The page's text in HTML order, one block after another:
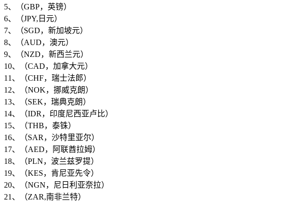
5、（GBP，英镑）
6、（JPY,日元）
7、（SGD，新加坡元）
8、（AUD，澳元）
9、（NZD，新西兰元）
10、（CAD，加拿大元）
11、（CHF，瑞士法郎）
12、（NOK，挪威克朗）
13、（SEK，瑞典克朗）
14、（IDR，印度尼西亚卢比）
15、（THB，泰铢）
16、（SAR，沙特里亚尔）
17、（AED，阿联酋拉姆）
18、（PLN，波兰兹罗提）
19、（KES，肯尼亚先令）
20、（NGN，尼日利亚奈拉）
21、（ZAR,南非兰特）